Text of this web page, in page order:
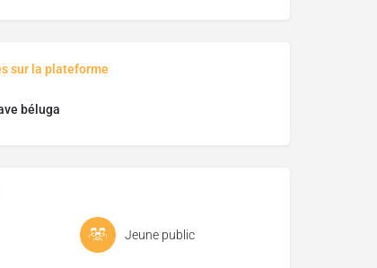
sur la plateforme
béluga
Jeune public